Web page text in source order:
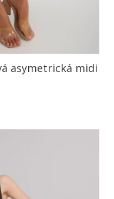
asymetrická midi